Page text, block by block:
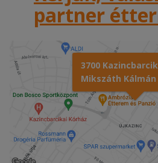
partner
3700
Mikszáth Kálmán